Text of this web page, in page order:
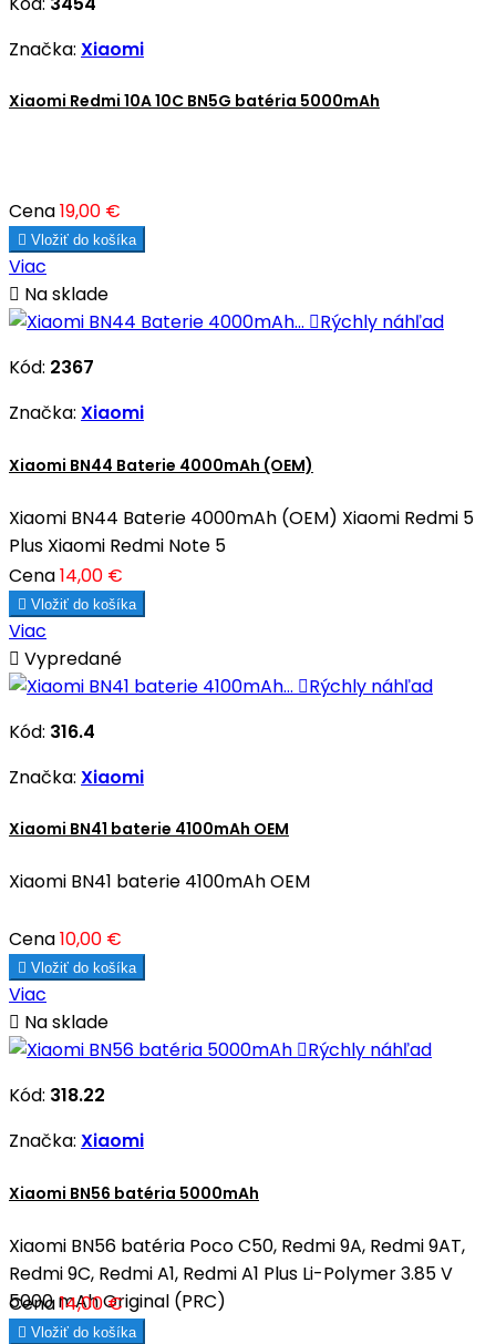
Značka: Xiaomi
Xiaomi Redmi 10A 10C BN5G batéria 5000mAh
Cena19,00 €
 Vložiť do košíka
Viac
 Na sklade
Rýchly náhľad
Kód: 2367
Značka: Xiaomi
Xiaomi BN44 Baterie 4000mAh (OEM)
Xiaomi BN44 Baterie 4000mAh (OEM) Xiaomi Redmi 5
Plus Xiaomi Redmi Note 5
Cena14,00 €
 Vložiť do košíka
Viac
 Vypredané
Rýchly náhľad
Kód: 316.4
Značka: Xiaomi
Xiaomi BN41 baterie 4100mAh OEM
Xiaomi BN41 baterie 4100mAh OEM
Cena10,00 €
 Vložiť do košíka
Viac
 Na sklade
Rýchly náhľad
Kód: 318.22
Značka: Xiaomi
Xiaomi BN56 batéria 5000mAh
Xiaomi BN56 batéria Poco C50, Redmi 9A, Redmi 9AT,
Redmi 9C, Redmi A1, Redmi A1 Plus Li-Polymer 3.85 V
5000 mAh Original (PRC)
Cena14,00 €
 Vložiť do košíka